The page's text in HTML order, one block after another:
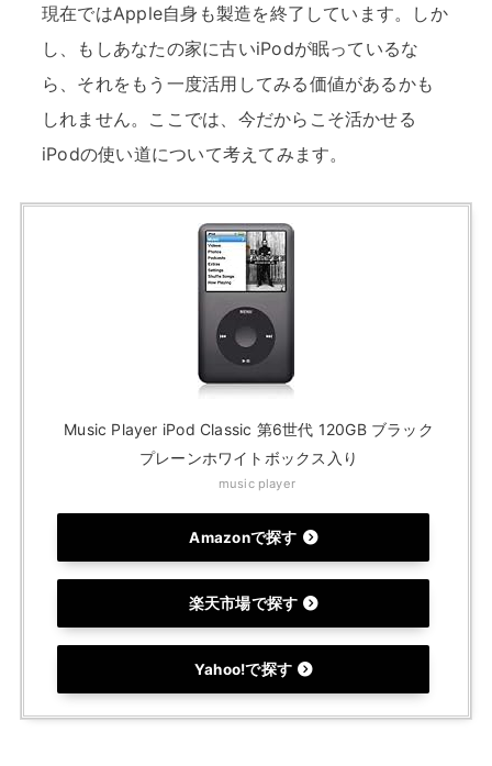
現在ではApple自身も製造を終了しています。しか
し、もしあなたの家に古いiPodが眠っているな
ら、それをもう一度活用してみる価値があるかも
しれません。ここでは、今だからこそ活かせる
iPodの使い道について考えてみます。
Music Player iPod Classic 第6世代 120GB ブラック
プレーンホワイトボックス入り
music player
Amazonで探す
楽天市場で探す
Yahoo!で探す